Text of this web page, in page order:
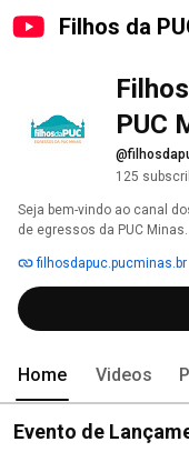
Filhos da
PUC
125
Seja bem-vindo ao canal
de egressos da PUC Minas.
filhosdapuc.pucminas.br
Home Videos
Evento de